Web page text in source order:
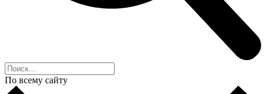
По всему сайту